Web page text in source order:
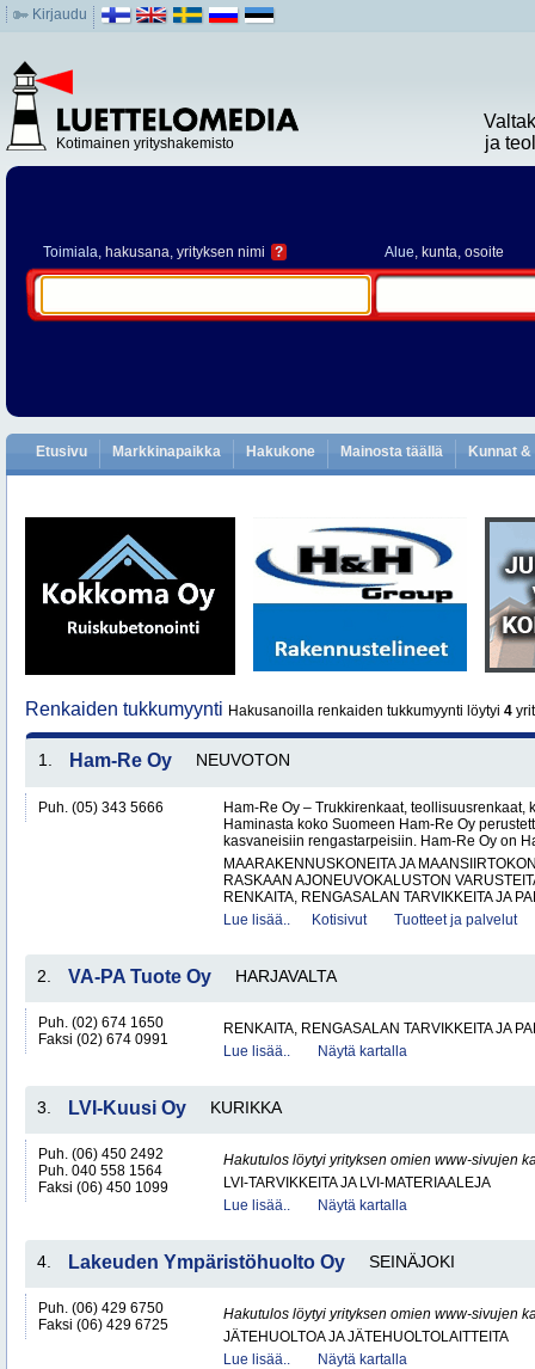
Kirjaudu
Kotimainen yrityshakemisto
ja
Toimiala, hakusana, yrityksen nimi ? Alue, kunta, osoite
Etusivu Markkinapaikka Hakukone Mainosta täällä Kunnat
Renkaiden tukkumyynti Hakusanoilla renkaiden tukkumyynti löytyi 4
1. Ham-Re Oy NEUVOTON
Puh. (05) 343 5666
Ham-Re Oy – Trukkirenkaat, teollisuusrenkaat,
Haminasta koko Suomeen Ham-Re Oy
kasvaneisiin rengastarpeisiin. Ham-Re Oy on
MAARAKENNUSKONEITA JA
RASKAAN AJONEUVOKALUSTON
RENKAITA, RENGASALAN TARVIKKEITA JA
Lue lisää..
Kotisivut Tuotteet ja palvelut
2. VA-PA Tuote Oy HARJAVALTA
Puh. (02) 674 1650
Faksi (02) 674 0991
RENKAITA, RENGASALAN TARVIKKEITA JA
Lue lisää..
Näytä kartalla
3. LVI-Kuusi Oy KURIKKA
Puh. (06) 450 2492
Puh. 040 558 1564
Faksi (06) 450 1099
Hakutulos löytyi yrityksen omien www-sivujen
LVI-TARVIKKEITA JA LVI-MATERIAALEJA
Lue lisää..
Näytä kartalla
4. Lakeuden Ympäristöhuolto Oy SEINÄJOKI
Puh. (06) 429 6750
Faksi (06) 429 6725
Hakutulos löytyi yrityksen omien www-sivujen
JÄTEHUOLTOA JA JÄTEHUOLTOLAITTEITA
Lue lisää..
Näytä kartalla